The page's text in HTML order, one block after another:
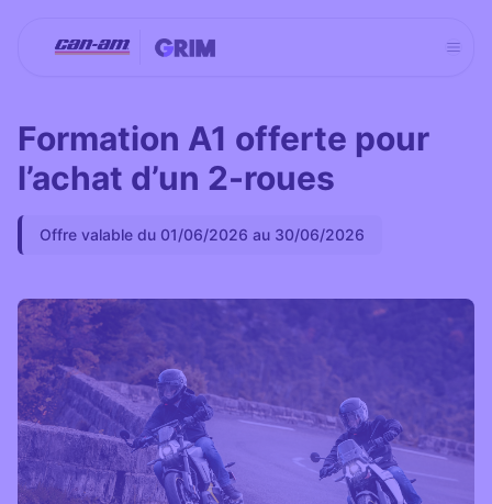
Formation A1 offerte pour
l’achat d’un 2-roues
Offre valable du 01/06/2026 au 30/06/2026